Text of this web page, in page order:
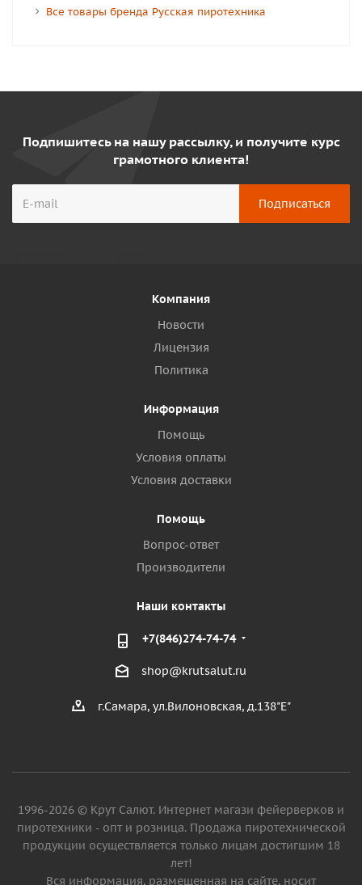
Все товары бренда Русская пиротехника
Подпишитесь на нашу рассылку, и получите курс
грамотного клиента!
Компания
Новости
Лицензия
Политика
Информация
Помощь
Условия оплаты
Условия доставки
Помощь
Вопрос-ответ
Производители
Наши контакты
+7(846)274-74-74
shop@krutsalut.ru
г.Самара, ул.Вилоновская, д.138"Е"
1996-2026 © Крут Салют. Интернет магази фейерверков и
пиротехники - опт и розница. Продажа пиротехнической
продукции осуществляется только лицам достигшим 18
лет!
Вся информация, размещенная на сайте, носит